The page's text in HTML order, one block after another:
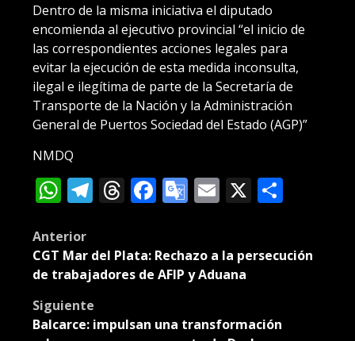
Dentro de la misma iniciativa el diputado
encomienda al ejecutivo provincial “el inicio de
las correspondientes acciones legales para
evitar la ejecución de esta medida inconsulta,
ilegal e ilegítima de parte de la Secretaría de
Transporte de la Nación y la Administración
General de Puertos Sociedad del Estado (AGP)”
NMDQ
WhatsApp
Telegram
Threads
Facebook
Google
Email
X
Post
navigation
Anterior
CGT Mar del Plata: Rechazo a la persecución
de trabajadores de AFIP y Aduana
Siguiente
Balcarce: impulsan una transformación